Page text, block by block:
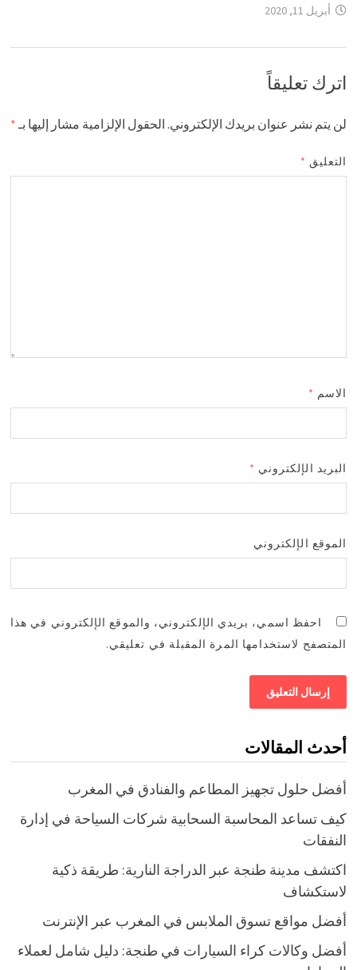
أبريل 11, 2020
اترك تعليقاً
لن يتم نشر عنوان بريدك الإلكتروني. الحقول الإلزامية مشار إليها بـ*
التعليق *
الاسم *
البريد الإلكتروني *
الموقع الإلكتروني
احفظ اسمي، بريدي الإلكتروني، والموقع الإلكتروني في هذا
المتصفح لاستخدامها المرة المقبلة في تعليقي.
أحدث المقالات
أفضل حلول تجهيز المطاعم والفنادق في المغرب
كيف تساعد المحاسبة السحابية شركات السياحة في إدارة
النفقات
اكتشف مدينة طنجة عبر الدراجة النارية: طريقة ذكية
لاستكشاف
أفضل مواقع تسوق الملابس في المغرب عبر الإنترنت
أفضل وكالات كراء السيارات في طنجة: دليل شامل لعملاء